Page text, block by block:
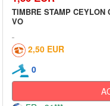
TIMBRE STAMP CEYLON
VO
2,50 EUR
0